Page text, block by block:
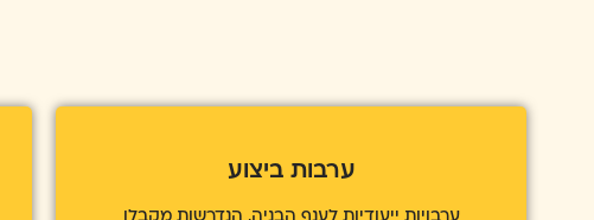
ערבות טיב